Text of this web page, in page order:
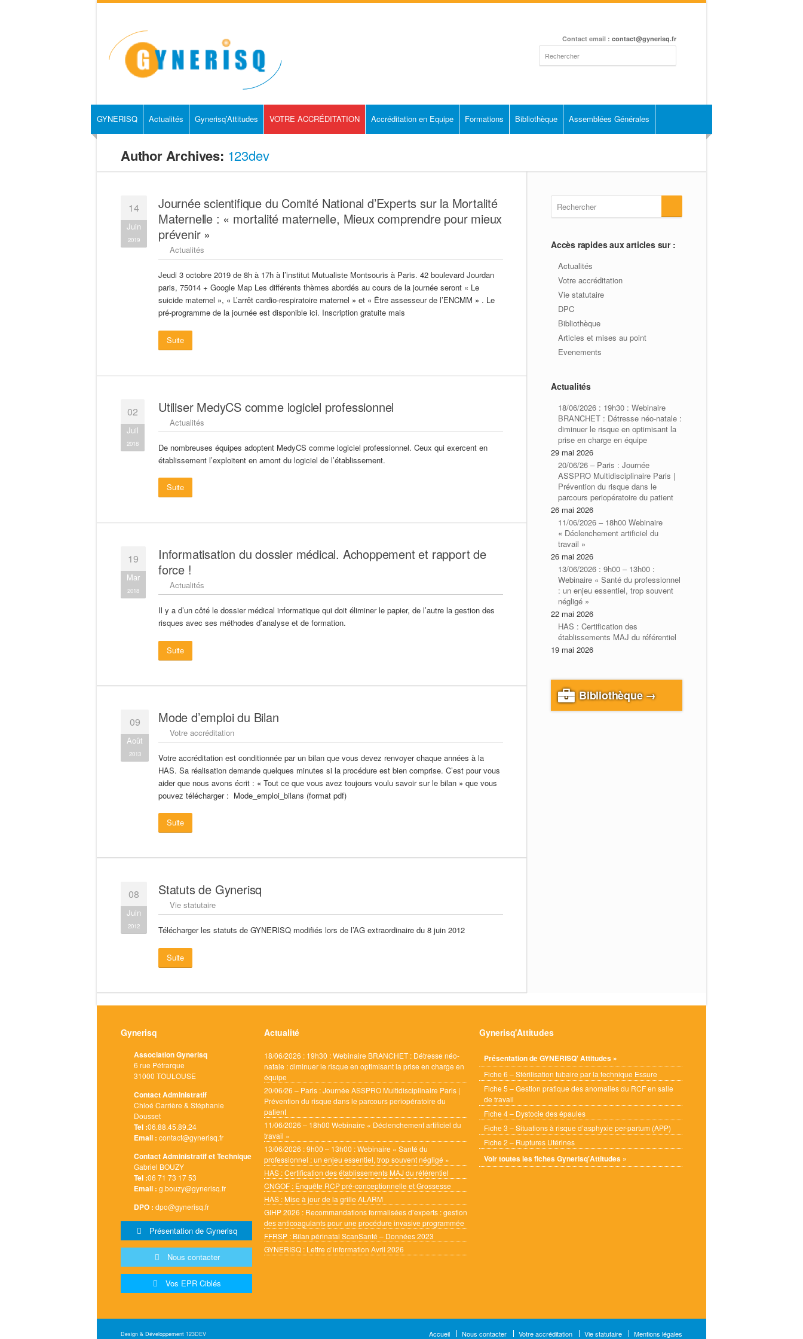
Contact email : contact@gynerisq.fr
GYNERISQ Actualités Gynerisq’Attitudes VOTRE ACCRÉDITATION Accréditation en Equipe Formations Bibliothèque Assemblées Générales
Author Archives: 123dev
14
Juin
2019
Journée scientifique du Comité National d’Experts sur la Mortalité
Maternelle : « mortalité maternelle, Mieux comprendre pour mieux
prévenir »
Actualités
Jeudi 3 octobre 2019 de 8h à 17h à l’institut Mutualiste Montsouris à Paris. 42 boulevard Jourdan
paris, 75014 + Google Map Les différents thèmes abordés au cours de la journée seront « Le
suicide maternel », « L’arrêt cardio-respiratoire maternel » et « Être assesseur de l’ENCMM » . Le
pré-programme de la journée est disponible ici. Inscription gratuite mais
Suite
02
Juil
2018
Utiliser MedyCS comme logiciel professionnel
Actualités
De nombreuses équipes adoptent MedyCS comme logiciel professionnel. Ceux qui exercent en
établissement l’exploitent en amont du logiciel de l’établissement.
Suite
19
Mar
2018
Informatisation du dossier médical. Achoppement et rapport de
force !
Actualités
Il y a d’un côté le dossier médical informatique qui doit éliminer le papier, de l’autre la gestion des
risques avec ses méthodes d’analyse et de formation.
Suite
09
Août
2013
Mode d’emploi du Bilan
Votre accréditation
Votre accréditation est conditionnée par un bilan que vous devez renvoyer chaque années à la
HAS. Sa réalisation demande quelques minutes si la procédure est bien comprise. C’est pour vous
aider que nous avons écrit : « Tout ce que vous avez toujours voulu savoir sur le bilan » que vous
pouvez télécharger : Mode_emploi_bilans (format pdf)
Suite
08
Juin
2012
Statuts de Gynerisq
Vie statutaire
Télécharger les statuts de GYNERISQ modifiés lors de l’AG extraordinaire du 8 juin 2012
Suite
Accès rapides aux articles sur :
Actualités
Votre accréditation
Vie statutaire
DPC
Bibliothèque
Articles et mises au point
Evenements
Actualités
18/06/2026 : 19h30 : Webinaire
BRANCHET : Détresse néo-natale :
diminuer le risque en optimisant la
prise en charge en équipe
29 mai 2026
20/06/26 – Paris : Journée
ASSPRO Multidisciplinaire Paris |
Prévention du risque dans le
parcours periopératoire du patient
26 mai 2026
11/06/2026 – 18h00 Webinaire
« Déclenchement artificiel du
travail »
26 mai 2026
13/06/2026 : 9h00 – 13h00 :
Webinaire « Santé du professionnel
: un enjeu essentiel, trop souvent
négligé »
22 mai 2026
HAS : Certification des
établissements MAJ du référentiel
19 mai 2026
Bibliothèque →
Gynerisq
Association Gynerisq
6 rue Pétrarque
31000 TOULOUSE
Contact Administratif
Chloé Carrière & Stéphanie
Dousset
Tel :06.88.45.89.24
Email : contact@gynerisq.fr
Contact Administratif et Technique
Gabriel BOUZY
Tel :06 71 73 17 53
Email : g.bouzy@gynerisq.fr
DPO : dpo@gynerisq.fr
Présentation de Gynerisq
Nous contacter
Vos EPR Ciblés
Actualité
18/06/2026 : 19h30 : Webinaire BRANCHET : Détresse néo-
natale : diminuer le risque en optimisant la prise en charge en
équipe
20/06/26 – Paris : Journée ASSPRO Multidisciplinaire Paris |
Prévention du risque dans le parcours periopératoire du
patient
11/06/2026 – 18h00 Webinaire « Déclenchement artificiel du
travail »
13/06/2026 : 9h00 – 13h00 : Webinaire « Santé du
professionnel : un enjeu essentiel, trop souvent négligé »
HAS : Certification des établissements MAJ du référentiel
CNGOF : Enquête RCP pré-conceptionnelle et Grossesse
HAS : Mise à jour de la grille ALARM
GIHP 2026 : Recommandations formalisées d’experts : gestion
des anticoagulants pour une procédure invasive programmée
FFRSP : Bilan périnatal ScanSanté – Données 2023
GYNERISQ : Lettre d’information Avril 2026
Gynerisq'Attitudes
Présentation de GYNERISQ' Attitudes »
Fiche 6 – Stérilisation tubaire par la technique Essure
Fiche 5 – Gestion pratique des anomalies du RCF en salle
de travail
Fiche 4 – Dystocie des épaules
Fiche 3 – Situations à risque d’asphyxie per-partum (APP)
Fiche 2 – Ruptures Utérines
Voir toutes les fiches Gynerisq'Attitudes »
Design & Développement 123DEV Accueil Nous contacter Votre accréditation Vie statutaire Mentions légales